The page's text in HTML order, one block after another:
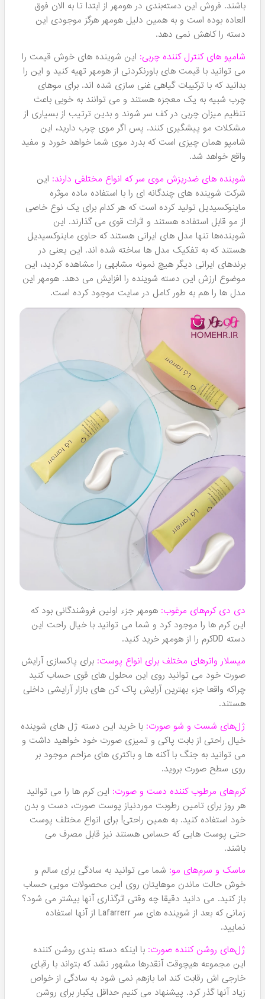
عمده محصولات Lafarrerr به دسته های زیر تقسیم می شوند:
کرم های دورچشم که با هدف حل مشکلات شایع این ناحیه
مانند تیرگی، پف و چروک ساخته شده اند. این کرم ها که فعلا در
حد 4 الی 5 محصول هستند می توانند تاثیرات جوان کننده و
شاداب کننده روی پوست اطراف چشم داشته باشند به طوریکه
سبب کاهش اثرات پیری و اصرات اشعه های UV بر روی این
نواحی حساس و ارزشمند شود.
پد های بهداشتی: این پدها برای پاکسازی پوست صورت به
بهترین شکل ممکن ساخته شده اند و این تولیدکننده با استفاده
از ترکیبات خلاقانه مانند لایه بردارهای قوی توانسته پدهای لایه
برداری تولید کند که تاثیراتی فراتر از پدهای معمولی دارند. اگر
میخواهید آرایش صورت خود را پاک کرده و در کنار آن از خواص
درمانی صاف کننده پوست صورت نیز بهره ببرید، پس ما به شما
این سری پدهای جذاب را پیشنهاد میکنیم که امتحان خود را
پس داده اند.
کرم های ترمیم کننده پوست: این کرم ها به نیت کمک به ترمیم
پوست بدن و همچنین بهبود وضعیت بافت های زخمی و
تسکین سوختگی ها ساخته شده اند. 2 عدد از این کرم ها
توسط Lafarrerr عرضه شده است که هر دو مدل در هومهر
موجود هستند.
تونر های پاک کننده برای انواع مختلف پوست:این محلول های
پاک کننده که اتفاقا جز پرطرفدارترین محصولات این کارخانه
هستند، برای پوست های خشک و چرب ساخته شده اند و واقعا
می توانند نتایج خوشحال کننده ای را برای شما ایجاد کنند.
کرم های ضد آفتاب با کیفیت:بله این مشهور ترین، پرفروش
ترین و جذاب ترین دسته بندی تولید شده توسط برند Lafarrerr
است که واقعا کیفیت فوق العاده ای دارند. تمامی مدل های این
کرم ها در هومهر یعنینمایندگی محصولات لافارر
باشند. فروش این دسته‌بندی در هومهر از ابتدا تا به الان فوق
العاده بوده است و به همین دلیل هومهر هرگز موجودی این
دسته را کاهش نمی دهد.
شامپو های کنترل کننده چربی: این شوینده های خوش قیمت را
می توانید با قیمت های باورنکردنی از هومهر تهیه کنید و این را
بدانید که با ترکیبات گیاهی غنی سازی شده اند. برای موهای
چرب شبیه به یک معجزه هستند و می توانند به خوبی باعث
تنظیم میزان چربی در کف سر شوند و بدین ترتیب از بسیاری از
مشکلات مو پیشگیری کنند. پس اگر موی چرب دارید، این
شامپو همان چیزی است که بدرد موی شما خواهد خورد و مفید
واقع خواهد شد.
شوینده های ضدریزش موی سر که انواع مختلفی دارند: این
شرکت شوینده های چندگانه ای را با استفاده ماده موثره
ماینوکسیدیل تولید کرده است که هر کدام برای یک نوع خاصی